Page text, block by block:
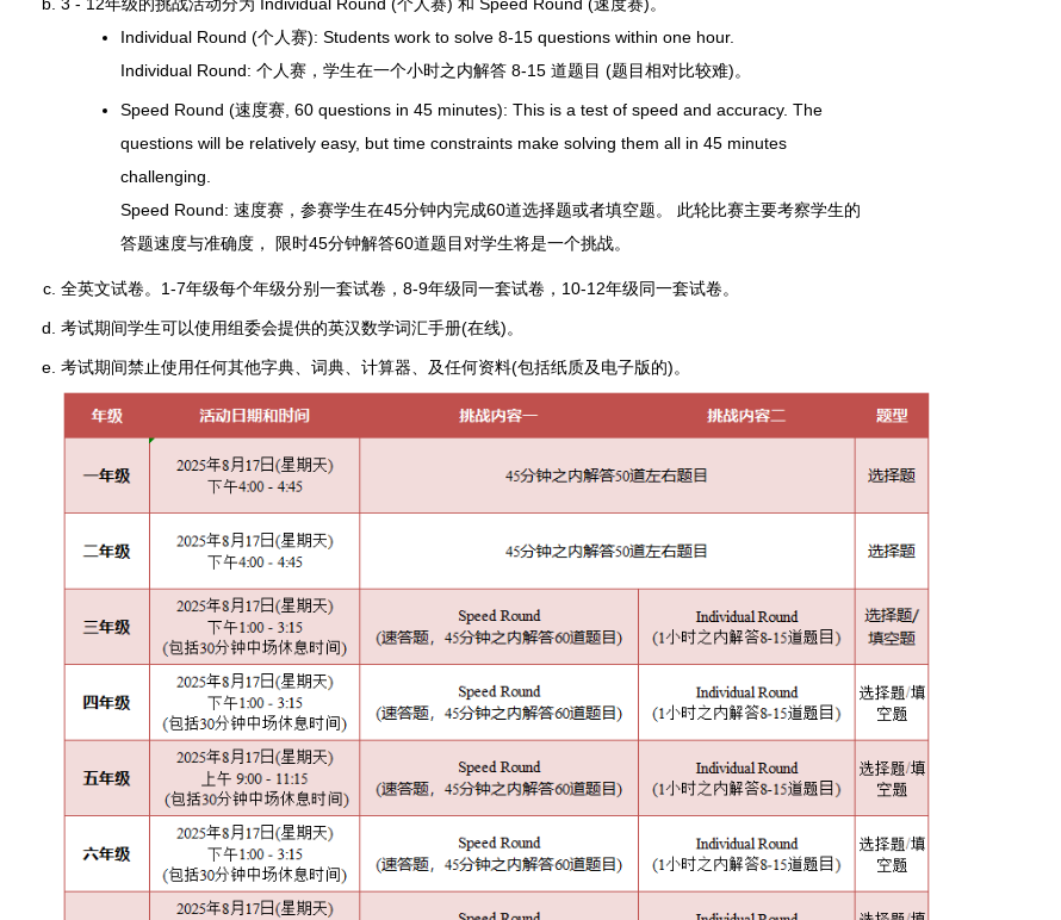
Individual Round (个人赛): Students work to solve 8-15 questions within one hour.
Individual Round: 个人赛，学生在一个小时之内解答 8-15 道题目 (题目相对比较难)。
Speed Round (速度赛, 60 questions in 45 minutes): This is a test of speed and accuracy. The
questions will be relatively easy, but time constraints make solving them all in 45 minutes
challenging.
Speed Round: 速度赛，参赛学生在45分钟内完成60道选择题或者填空题。 此轮比赛主要考察学生的
答题速度与准确度， 限时45分钟解答60道题目对学生将是一个挑战。
全英文试卷。1-7年级每个年级分别一套试卷，8-9年级同一套试卷，10-12年级同一套试卷。
考试期间学生可以使用组委会提供的英汉数学词汇手册(在线)。
考试期间禁止使用任何其他字典、词典、计算器、及任何资料(包括纸质及电子版的)。